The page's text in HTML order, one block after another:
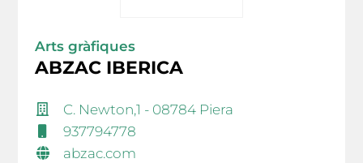
Arts gràfiques
ABZAC IBERICA
C. Newton,1 - 08784 Piera
937794778
abzac.com